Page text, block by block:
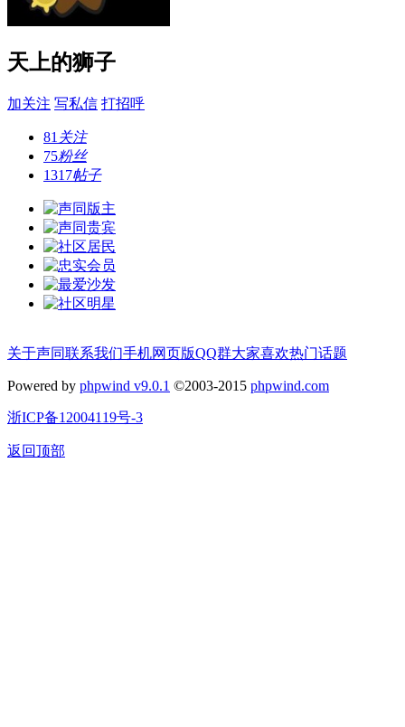
天上的狮子
加关注 写私信 打招呼
81 关注
75粉丝
1317帖子
关于声同联系我们手机网页版QQ群大家喜欢热门话题
Powered by phpwind v9.0.1 ©2003-2015 phpwind.com
浙ICP备12004119号-3
返回顶部